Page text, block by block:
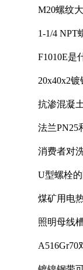
M20螺纹
1-1/4 NPT
F1010E是
20x40x2
抗渗混凝
法兰PN25
消费者对
U型螺栓
煤矿用电
照明母线
A516Gr70